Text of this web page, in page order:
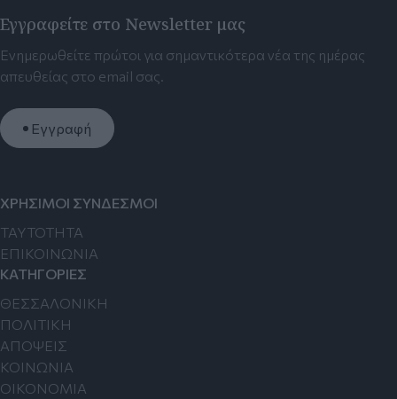
Εγγραφείτε στο Newsletter μας
Ενημερωθείτε πρώτοι για σημαντικότερα νέα της ημέρας
απευθείας στο email σας.
Εγγραφή
ΧΡΗΣΙΜΟΙ ΣΥΝΔΕΣΜΟΙ
TAYTOTHTA
ΕΠΙΚΟΙΝΩΝΙΑ
ΚΑΤΗΓΟΡΙΕΣ
ΘΕΣΣΑΛΟΝΙΚΗ
ΠΟΛΙΤΙΚΗ
ΑΠΟΨΕΙΣ
ΚΟΙΝΩΝΙΑ
ΟΙΚΟΝΟΜΙΑ